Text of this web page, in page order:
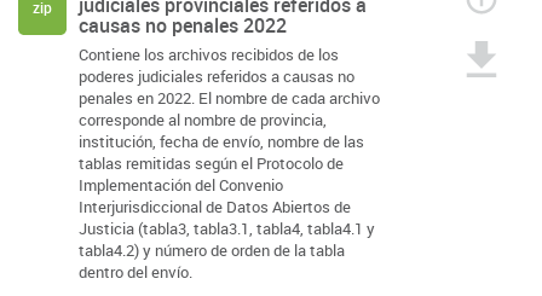
causas no penales 2022
Contiene los archivos recibidos de los
poderes judiciales referidos a causas no
penales en 2022. El nombre de cada archivo
corresponde al nombre de provincia,
institución, fecha de envío, nombre de las
tablas remitidas según el Protocolo de
Implementación del Convenio
Interjurisdiccional de Datos Abiertos de
Justicia (tabla3, tabla3.1, tabla4, tabla4.1 y
tabla4.2) y número de orden de la tabla
dentro del envío.
zip